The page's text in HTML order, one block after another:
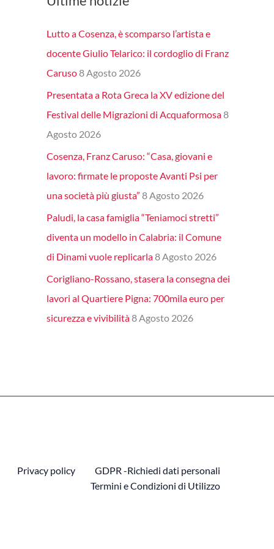
Lutto a Cosenza, è scomparso l’artista e
docente Giulio Telarico: il cordoglio di Franz
Caruso8 Agosto 2026
Presentata a Rota Greca la XV edizione del
Festival delle Migrazioni di Acquaformosa8
Agosto 2026
Cosenza, Franz Caruso: “Casa, giovani e
lavoro: firmate le proposte Avanti Psi per
una società più giusta” 8 Agosto 2026
Paludi, la casa famiglia “Teniamoci stretti”
diventa un modello in Calabria: il Comune
di Dinami vuole replicarla8 Agosto 2026
Corigliano-Rossano, stasera la consegna dei
lavori al Quartiere Pigna: 700mila euro per
sicurezza e vivibilità8 Agosto 2026
Privacy policy
GDPR -Richiedi dati personali
Termini e Condizioni di Utilizzo